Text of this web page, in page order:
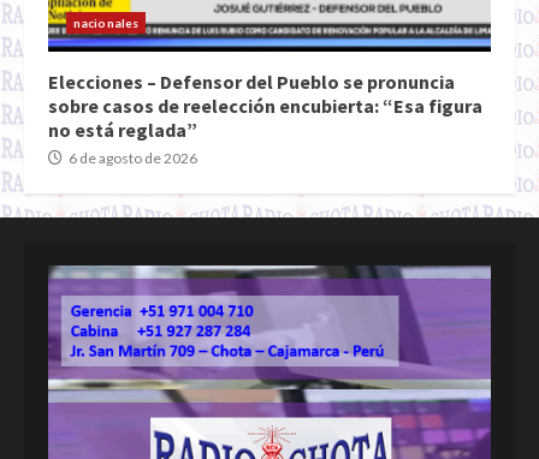
nacionales
Elecciones – Defensor del Pueblo se pronuncia
sobre casos de reelección encubierta: “Esa figura
no está reglada”
6 de agosto de 2026